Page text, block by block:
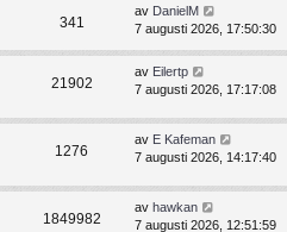
341
av DanielM
7 augusti 2026, 17:50:30
21902
av Eilertp
7 augusti 2026, 17:17:08
1276
av E Kafeman
7 augusti 2026, 14:17:40
1849982
av hawkan
7 augusti 2026, 12:51:59